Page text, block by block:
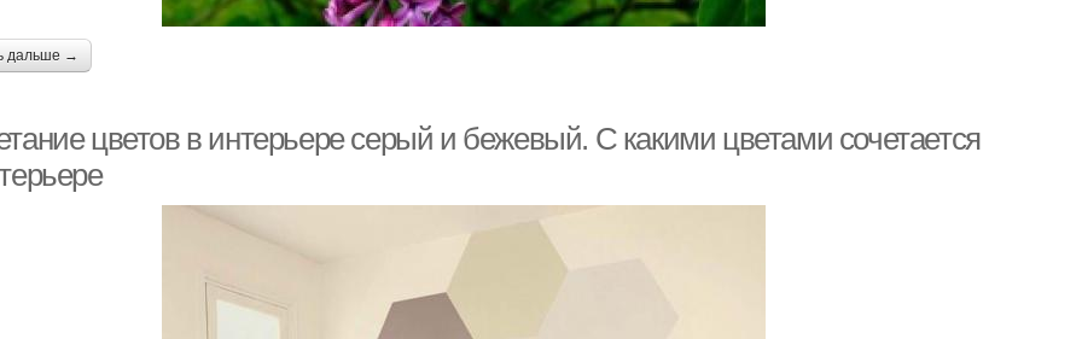
дальше →
цветов в интерьере серый и бежевый. С какими цветами сочетается